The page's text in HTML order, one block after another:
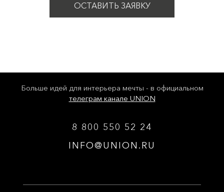
ОСТАВИТЬ ЗАЯВКУ
Больше идей для интерьера мечты - в официальном
телеграм канале UNION
8 800 550 52 24
INFO@UNION.RU